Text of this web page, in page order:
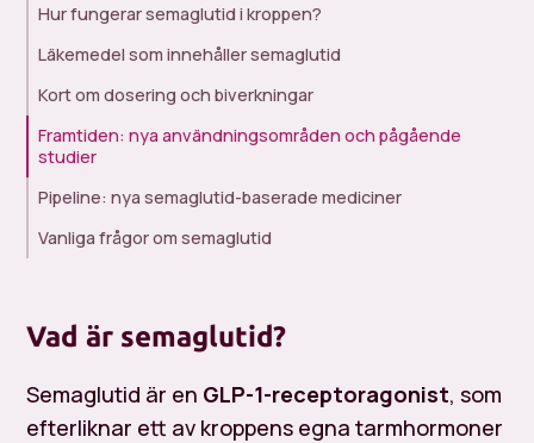
Hur fungerar semaglutid i kroppen?
Läkemedel som innehåller semaglutid
Kort om dosering och biverkningar
Framtiden: nya användningsområden och pågående
studier
Pipeline: nya semaglutid-baserade mediciner
Vanliga frågor om semaglutid
Vad är semaglutid?
Semaglutid är en GLP-1-receptoragonist, som
efterliknar ett av kroppens egna tarmhormoner